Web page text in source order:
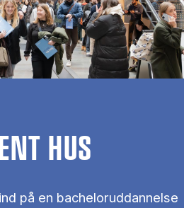
HUS
på en bacheloruddannelse